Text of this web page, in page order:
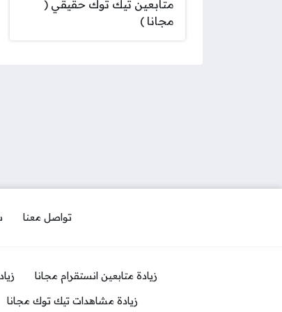
متابعين تيك توك حقيقي (
مجانا )
تواصل معنا
زيادة متابعين انستقرام مجانا
زيادة مشاهدات تيك توك مجانا